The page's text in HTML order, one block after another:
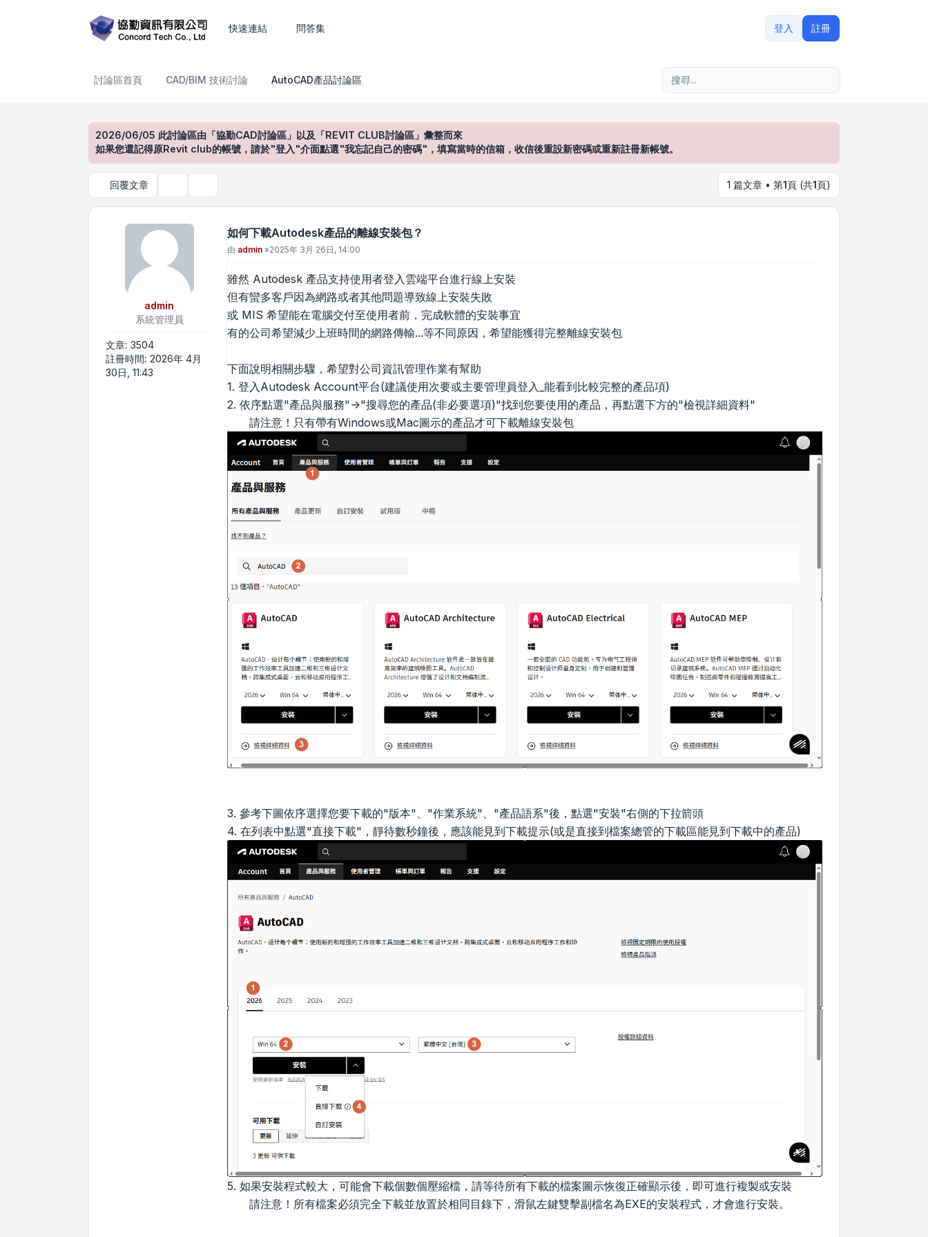
快速連結 問答集 登入 註冊
討論區首頁 CAD/BIM 技術討論 AutoCAD產品討論區
2026/06/05 此討論區由「協勤CAD討論區」以及「REVIT CLUB討論區」彙整而來
如果您還記得原Revit club的帳號，請於"登入"介面點選"我忘記自己的密碼"，填寫當時的信箱，收信後重設新密碼或重新註冊新帳號。
回覆文章 1 篇文章 • 第1頁 (共1頁)
admin
系統管理員
文章: 3504
註冊時間: 2026年 4月
30日, 11:43
如何下載Autodesk產品的離線安裝包？
文章
由 admin »2025年 3月 26日, 14:00
雖然 Autodesk 產品支持使用者登入雲端平台進行線上安裝
但有蠻多客戶因為網路或者其他問題導致線上安裝失敗
或 MIS 希望能在電腦交付至使用者前，完成軟體的安裝事宜
有的公司希望減少上班時間的網路傳輸...等不同原因，希望能獲得完整離線安裝包
下面說明相關步驟，希望對公司資訊管理作業有幫助
1. 登入Autodesk Account平台(建議使用次要或主要管理員登入_能看到比較完整的產品項)
2. 依序點選"產品與服務"->"搜尋您的產品(非必要選項)"找到您要使用的產品，再點選下方的"檢視詳細資料"
請注意！只有帶有Windows或Mac圖示的產品才可下載離線安裝包
3. 參考下圖依序選擇您要下載的"版本"、"作業系統"、"產品語系"後，點選"安裝"右側的下拉箭頭
4. 在列表中點選"直接下載"，靜待數秒鐘後，應該能見到下載提示(或是直接到檔案總管的下載區能見到下載中的產品)
5. 如果安裝程式較大，可能會下載個數個壓縮檔，請等待所有下載的檔案圖示恢復正確顯示後，即可進行複製或安裝
請注意！所有檔案必須完全下載並放置於相同目錄下，滑鼠左鍵雙擊副檔名為EXE的安裝程式，才會進行安裝。